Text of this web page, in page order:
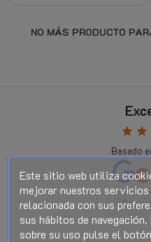
NO MÁS PRODUCTO
star star
Basado
Dejar
Este sitio web utiliza
mejorar nuestros
relacionada con sus
sus hábitos de
sobre su uso pulse el